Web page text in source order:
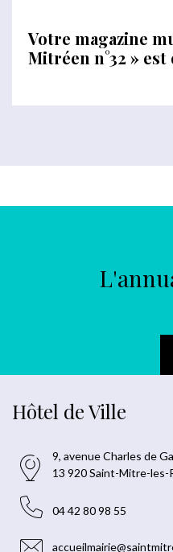
Votre magazine
Mitréen n°32 »
Hôtel de Ville
9, avenue Charles de
13 920 Saint-Mitre-les-
04 42 80 98 55